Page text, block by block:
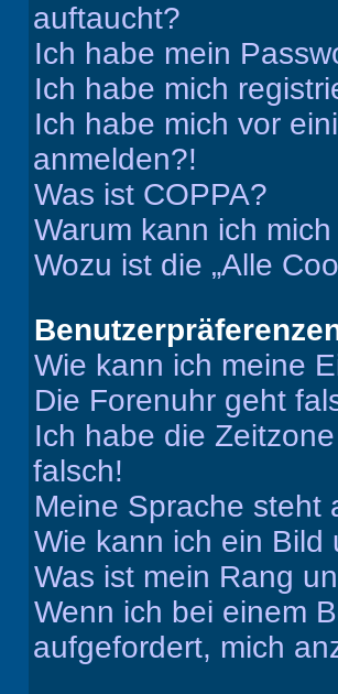
auftaucht?
Ich habe mein
Ich habe mich
Ich habe mich vor
anmelden?!
Was ist COPPA?
Warum kann ich
Wozu ist die „Alle
Wie kann ich meine
Die Forenuhr geht
Ich habe die
falsch!
Meine Sprache steht
Wie kann ich ein Bild
Was ist mein Rang
Wenn ich bei einem
aufgefordert, mich